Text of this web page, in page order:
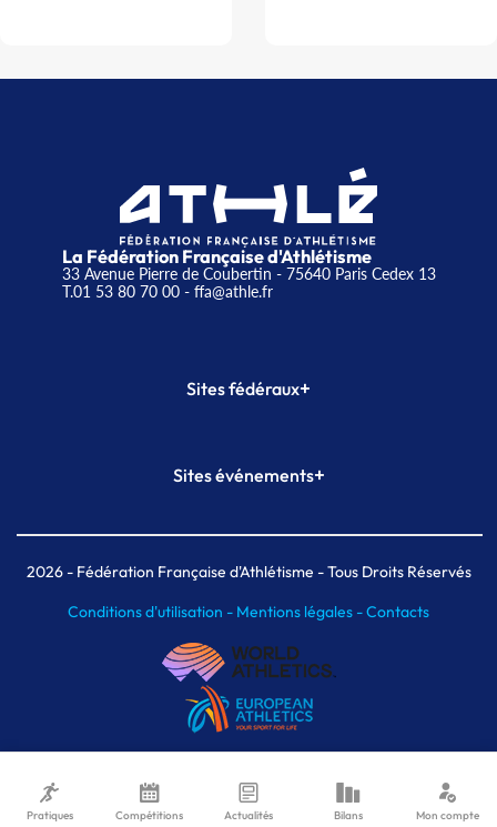
La Fédération Française d'Athlétisme
33 Avenue Pierre de Coubertin - 75640 Paris Cedex 13
T.01 53 80 70 00- ffa@athle.fr
Sites fédéraux+
Plateforme Formation
Sites événements+
Meeting de Paris indoor
MAIF Ekiden de Paris
2026- Fédération Française d'Athlétisme - Tous Droits Réservés
Conditions d'utilisation - Mentions légales -Contacts
Pratiques Compétitions Actualités Bilans Mon compte